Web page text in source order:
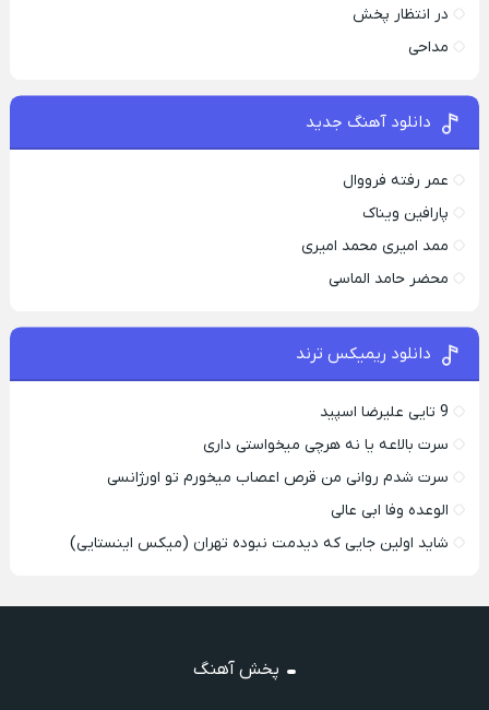
در انتظار پخش
مداحی
دانلود آهنگ جدید
عمر رفته فرووال
پارافين ویناک
ممد امیری محمد امیری
محضر حامد الماسی
دانلود ریمیکس ترند
9 تایی علیرضا اسپید
سرت بالاعه یا نه هرچی میخواستی داری
سرت شدم روانی من قرص اعصاب میخورم تو اورژانسی
الوعده وفا ابی عالی
شاید اولین جایی که دیدمت نبوده تهران (میکس اینستایی)
پخش آهنگ